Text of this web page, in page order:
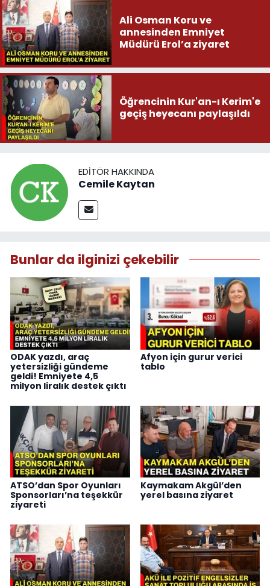
Ali Osman Koru ve
annesinden Emniyet
Müdürü Erol’a ziyaret
Öğrencinin Kur'an-ı Kerim'e
geçiş heyecanı paylaşıldı
EDITÖR HAKKINDA
Cemile Kaytan
Bunlar da ilginizi çekebilir
ODAK yazdı, araç
yetersizliği gündeme
geldi! Emniyete 4,5
milyon liralık destek çıktı
Afyon için gurur verici
tablo
ATSO’dan Spor Oyunları
Sponsorları’na teşekkür
ziyareti
Kaymakam Akgül’den
yerel basına ziyaret